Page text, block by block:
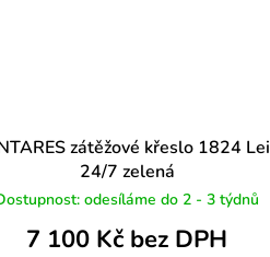
zátěžové křeslo 1824 Lei
24/7 zelená
odesíláme do 2 - 3 týdnů
7 100 Kč bez DPH